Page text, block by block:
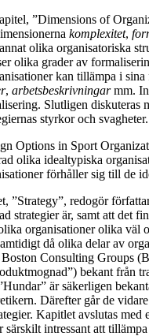
”Dimensions of
komplexitet,
olika organisatoriska
olika grader av
kan tillämpa i
, arbetsbeskrivningarmm.
Slutligen diskuteras
styrkor och svagheter.
Options in Sport
olika idealtypiska
förhåller sig till de
”Strategy”, redogör
strategier är, samt att det
organisationer olika väl
då olika delar av
Consulting Groups
bekant från
är säkerligen
Därefter går de
Kapitlet avslutas
särskilt intressant att